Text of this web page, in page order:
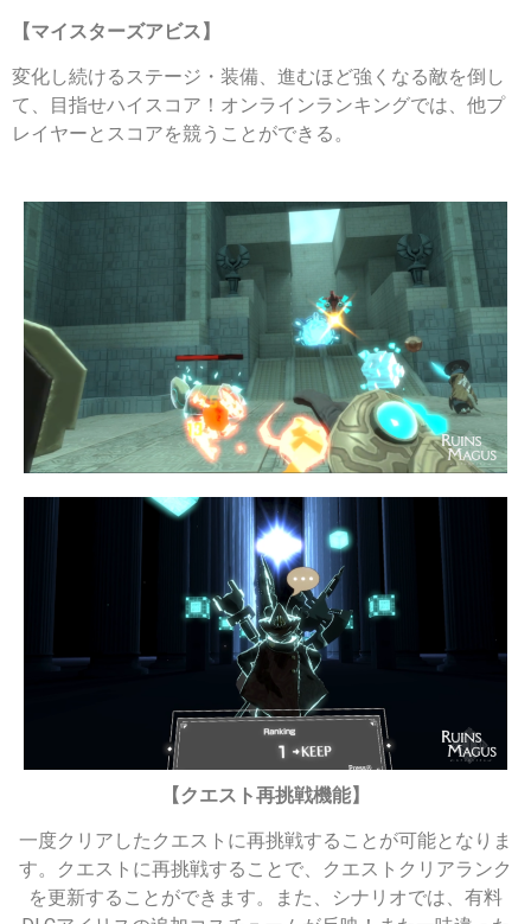
【マイスターズアビス】
変化し続けるステージ・装備、進むほど強くなる敵を倒し
て、目指せハイスコア！オンラインランキングでは、他プ
レイヤーとスコアを競うことができる。
【クエスト再挑戦機能】
一度クリアしたクエストに再挑戦することが可能となりま
す。クエストに再挑戦することで、クエストクリアランク
を更新することができます。また、シナリオでは、有料